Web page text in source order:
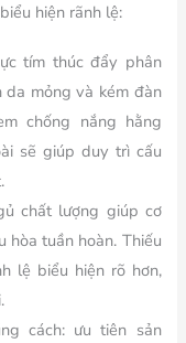
hiện rãnh lệ:
tím thúc đẩy phân
da mỏng và kém đàn
chống nắng hằng
sẽ giúp duy trì cấu
chất lượng giúp cơ
hòa tuần hoàn. Thiếu
lệ biểu hiện rõ hơn,
cách:ưu tiên sản